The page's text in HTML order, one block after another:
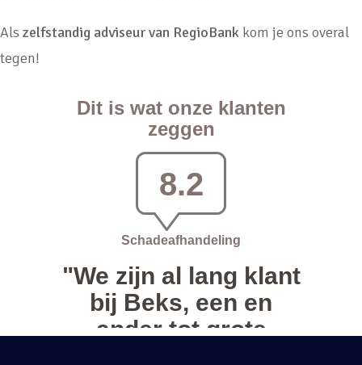
Als zelfstandig adviseur van RegioBank kom je ons overal
tegen!